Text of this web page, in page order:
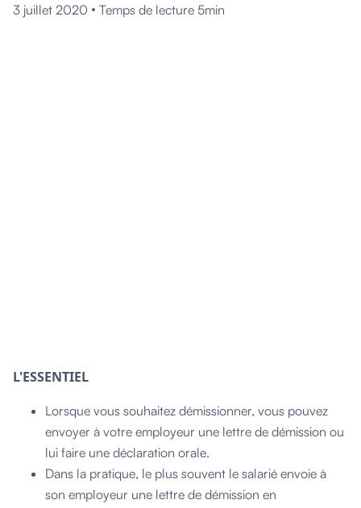
3 juillet 2020 • Temps de lecture 5min
L'ESSENTIEL
Lorsque vous souhaitez démissionner, vous pouvez
envoyer à votre employeur une lettre de démission ou
lui faire une déclaration orale.
Dans la pratique, le plus souvent le salarié envoie à
son employeur une lettre de démission en